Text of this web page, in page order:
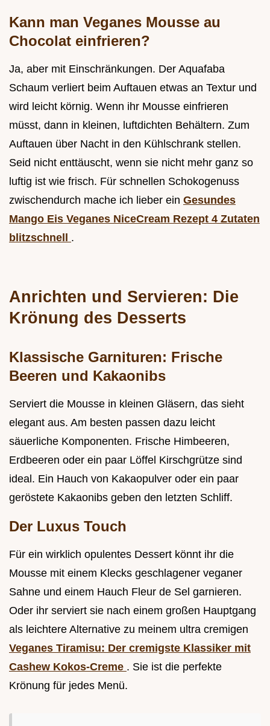
Kann man Veganes Mousse au
Chocolat einfrieren?
Ja, aber mit Einschränkungen. Der Aquafaba
Schaum verliert beim Auftauen etwas an Textur und
wird leicht körnig. Wenn ihr Mousse einfrieren
müsst, dann in kleinen, luftdichten Behältern. Zum
Auftauen über Nacht in den Kühlschrank stellen.
Seid nicht enttäuscht, wenn sie nicht mehr ganz so
luftig ist wie frisch. Für schnellen Schokogenuss
zwischendurch mache ich lieber ein Gesundes
Mango Eis Veganes NiceCream Rezept 4 Zutaten
blitzschnell .
Anrichten und Servieren: Die
Krönung des Desserts
Klassische Garnituren: Frische
Beeren und Kakaonibs
Serviert die Mousse in kleinen Gläsern, das sieht
elegant aus. Am besten passen dazu leicht
säuerliche Komponenten. Frische Himbeeren,
Erdbeeren oder ein paar Löffel Kirschgrütze sind
ideal. Ein Hauch von Kakaopulver oder ein paar
geröstete Kakaonibs geben den letzten Schliff.
Der Luxus Touch
Für ein wirklich opulentes Dessert könnt ihr die
Mousse mit einem Klecks geschlagener veganer
Sahne und einem Hauch Fleur de Sel garnieren.
Oder ihr serviert sie nach einem großen Hauptgang
als leichtere Alternative zu meinem ultra cremigen
Veganes Tiramisu: Der cremigste Klassiker mit
Cashew Kokos-Creme . Sie ist die perfekte
Krönung für jedes Menü.